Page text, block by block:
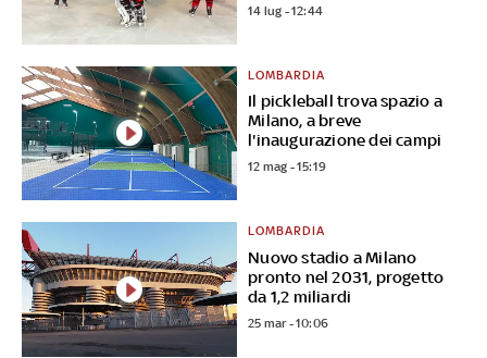
14 lug - 12:44
Il pickleball trova spazio a
Milano, a breve
l'inaugurazione dei campi
LOMBARDIA
12 mag - 15:19
Nuovo stadio a Milano
pronto nel 2031, progetto
da 1,2 miliardi
LOMBARDIA
25 mar - 10:06